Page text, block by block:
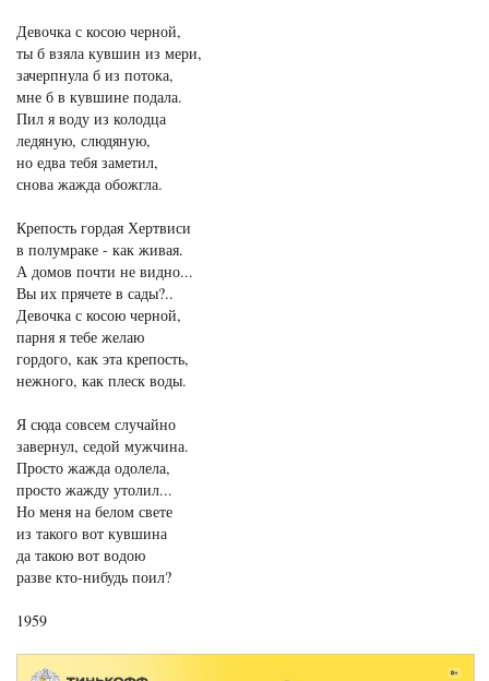
Девочка с косою черной,
ты б взяла кувшин из мери,
зачерпнула б из потока,
мне б в кувшине подала.
Пил я воду из колодца
ледяную, слюдяную,
но едва тебя заметил,
снова жажда обожгла.
Крепость гордая Хертвиси
в полумраке - как живая.
А домов почти не видно...
Вы их прячете в сады?..
Девочка с косою черной,
парня я тебе желаю
гордого, как эта крепость,
нежного, как плеск воды.
Я сюда совсем случайно
завернул, седой мужчина.
Просто жажда одолела,
просто жажду утолил...
Но меня на белом свете
из такого вот кувшина
да такою вот водою
разве кто-нибудь поил?
1959